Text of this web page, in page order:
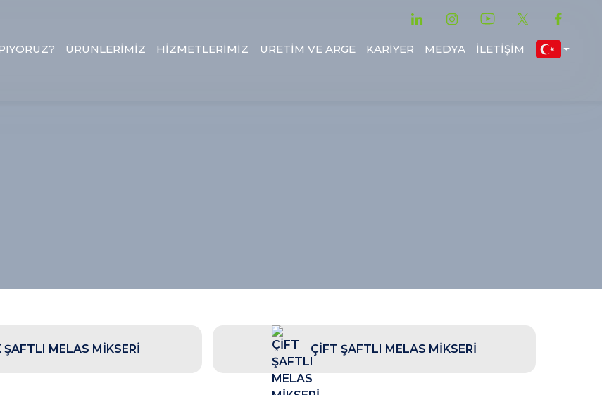
ÜRÜNLERİMİZ HİZMETLERİMİZ ÜRETİM VE ARGE KARİYER MEDYA İLETİŞİM
ŞAFTLI MELAS MİKSERİ ÇİFT ŞAFTLI MELAS MİKSERİ